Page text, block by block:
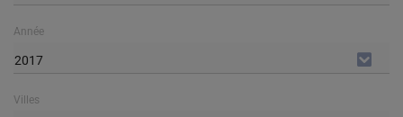
Année
2017
Villes